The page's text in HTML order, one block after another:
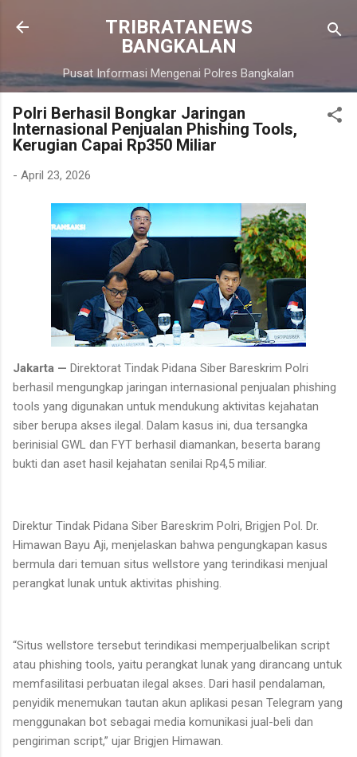
Langsung ke konten utama
TRIBRATANEWS
BANGKALAN
Pusat Informasi Mengenai Polres Bangkalan
Polri Berhasil Bongkar Jaringan
Internasional Penjualan Phishing Tools,
Kerugian Capai Rp350 Miliar
- April 23, 2026
Jakarta — Direktorat Tindak Pidana Siber Bareskrim Polri
berhasil mengungkap jaringan internasional penjualan phishing
tools yang digunakan untuk mendukung aktivitas kejahatan
siber berupa akses ilegal. Dalam kasus ini, dua tersangka
berinisial GWL dan FYT berhasil diamankan, beserta barang
bukti dan aset hasil kejahatan senilai Rp4,5 miliar.
Direktur Tindak Pidana Siber Bareskrim Polri, Brigjen Pol. Dr.
Himawan Bayu Aji, menjelaskan bahwa pengungkapan kasus
bermula dari temuan situs wellstore yang terindikasi menjual
perangkat lunak untuk aktivitas phishing.
“Situs wellstore tersebut terindikasi memperjualbelikan script
atau phishing tools, yaitu perangkat lunak yang dirancang untuk
memfasilitasi perbuatan ilegal akses. Dari hasil pendalaman,
penyidik menemukan tautan akun aplikasi pesan Telegram yang
menggunakan bot sebagai media komunikasi jual-beli dan
pengiriman script,” ujar Brigjen Himawan.